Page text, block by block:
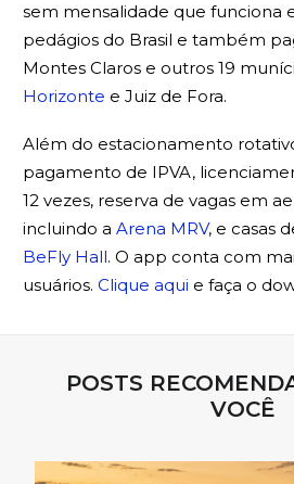
sem mensalidade que funciona
pedágios do Brasil e também
Montes Claros e outros 19
Horizonte e Juiz de Fora.
Além do estacionamento
pagamento de IPVA,
12 vezes, reserva de vagas em
incluindo a Arena MRV, e casas
BeFly Hall. O app conta com
usuários. Clique aqui e faça o
POSTS
VOCÊ